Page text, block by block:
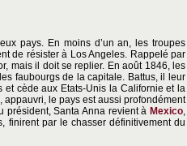
pays. En moins d’un an, les troupes
de résister à Los Angeles. Rappelé par
mais il doit se replier. En août 1846, les
faubourgs de la capitale. Battus, il leur
et cède aux Etats-Unis la Californie et la
le pays est aussi profondément
président, Santa Anna revient àMexico
finirent par le chasser définitivement du